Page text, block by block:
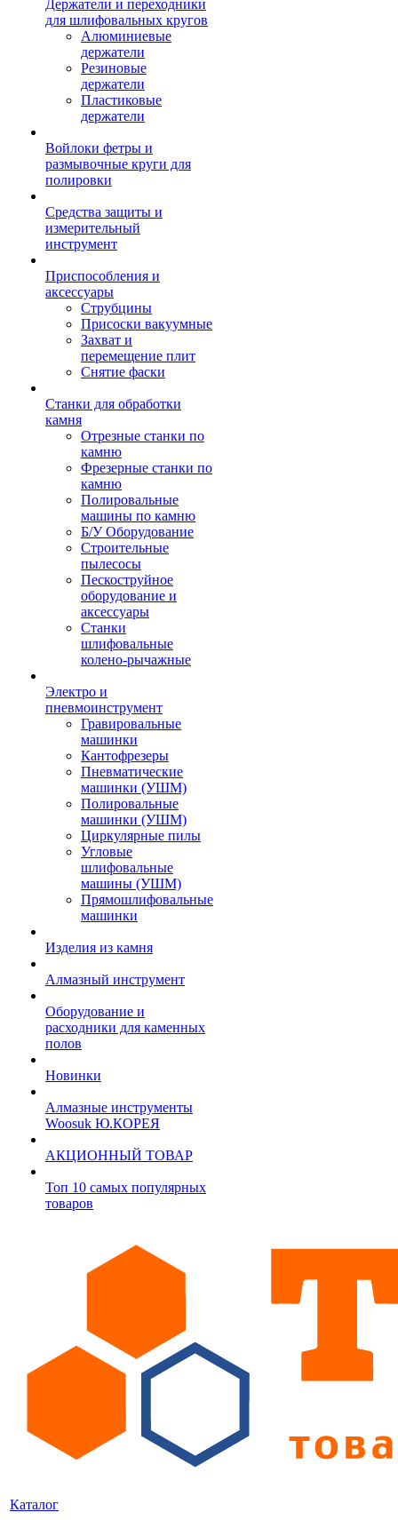
Держатели и переходники
для шлифовальных кругов
Алюминиевые
держатели
Резиновые
держатели
Пластиковые
держатели
Войлоки фетры и
размывочные круги для
полировки
Средства защиты и
измерительный
инструмент
Приспособления и
аксессуары
Струбцины
Присоски вакуумные
Захват и
перемещение плит
Снятие фаски
Станки для обработки
камня
Отрезные станки по
камню
Фрезерные станки по
камню
Полировальные
машины по камню
Б/У Оборудование
Строительные
пылесосы
Пескоструйное
оборудование и
аксессуары
Станки
шлифовальные
колено-рычажные
Электро и
пневмоинструмент
Гравировальные
машинки
Кантофрезеры
Пневматические
машинки (УШМ)
Полировальные
машинки (УШМ)
Циркулярные пилы
Угловые
шлифовальные
машины (УШМ)
Прямошлифовальные
машинки
Изделия из камня
Алмазный инструмент
Оборудование и
расходники для каменных
полов
Новинки
Алмазные инструменты
Woosuk Ю.КОРЕЯ
АКЦИОННЫЙ ТОВАР
Топ 10 самых популярных
товаров
Каталог